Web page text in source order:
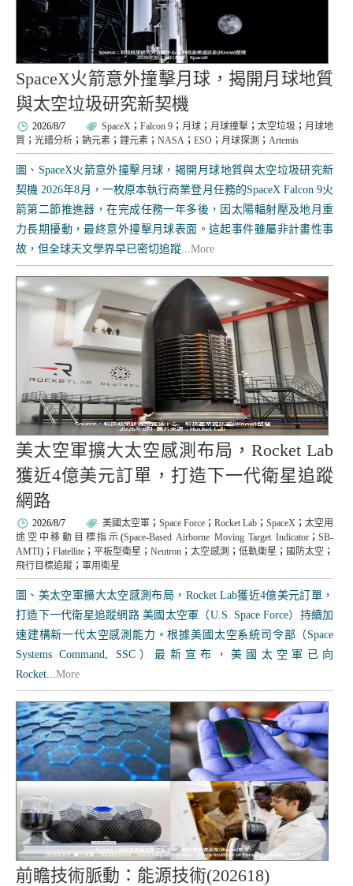
SpaceX火箭意外撞擊月球，揭開月球地質
與太空垃圾研究新契機
2026/8/7 SpaceX ；Falcon 9 ； 月球 ； 月球撞擊 ；太空垃圾 ； 月球地
質 ； 光譜分析 ； 鈉元素 ； 鋰元素 ； NASA ； ESO ； 月球探測 ； Artemis
圖、SpaceX火箭意外撞擊月球，揭開月球地質與太空垃圾研究新
契機 2026年8月，一枚原本執行商業登月任務的SpaceX Falcon 9火
箭第二節推進器，在完成任務一年多後，因太陽輻射壓及地月重
力長期擾動，最終意外撞擊月球表面。這起事件雖屬非計畫性事
故，但全球天文學界早已密切追蹤...More
美太空軍擴大太空感測布局，Rocket Lab
獲近4億美元訂單，打造下一代衛星追蹤
網路
2026/8/7 美國太空軍； Space Force； Rocket Lab ；SpaceX ；太空用
途空中移動目標指示(Space-Based Airborne Moving Target Indicator ；SB-
AMTI)； Flatellite ； 平板型衛星 ；Neutron ；太空感測 ； 低軌衛星 ； 國防太空 ；
飛行目標追蹤 ； 軍用衛星
圖、美太空軍擴大太空感測布局，Rocket Lab獲近4億美元訂單，
打造下一代衛星追蹤網路 美國太空軍（U.S. Space Force）持續加
速建構新一代太空感測能力。根據美國太空系統司令部（Space
Systems Command, SSC）最新宣布，美國太空軍已向
Rocket...More
前瞻技術脈動：能源技術(202618)